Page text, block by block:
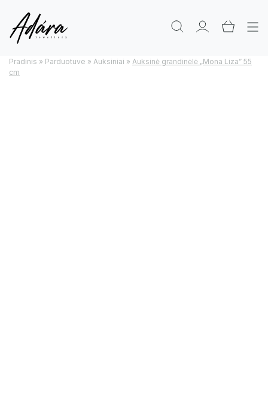
Pradinis » Parduotuve » Auksiniai » Auksinė grandinėlė „Mona Liza” 55
cm